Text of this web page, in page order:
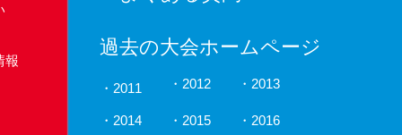
報
過去の大会ホームページ
2011 2012 2013
2014 2015 2016